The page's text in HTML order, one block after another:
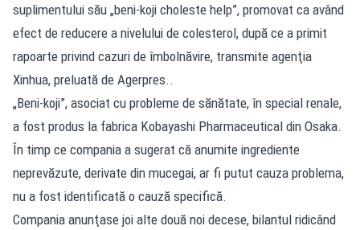
suplimentului său „beni-koji choleste help”, promovat ca având
efect de reducere a nivelului de colesterol, după ce a primit
rapoarte privind cazuri de îmbolnăvire, transmite agenţia
Xinhua, preluată de Agerpres..
„Beni-koji”, asociat cu probleme de sănătate, în special renale,
a fost produs la fabrica Kobayashi Pharmaceutical din Osaka.
În timp ce compania a sugerat că anumite ingrediente
neprevăzute, derivate din mucegai, ar fi putut cauza problema,
nu a fost identificată o cauză specifică.
Compania anunţase joi alte două noi decese, bilantul ridicând